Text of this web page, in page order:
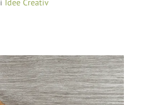
Idee Creativ